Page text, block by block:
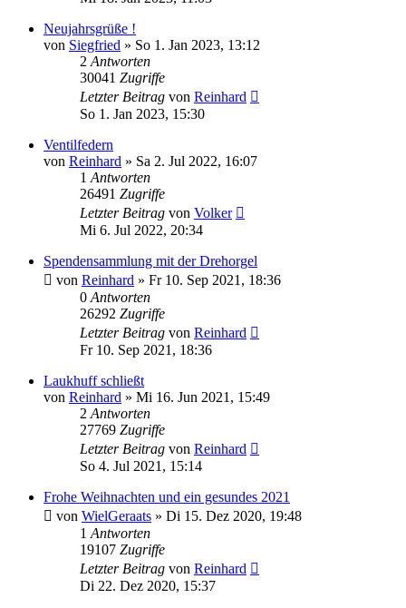
Neujahrsgrüße !
von Siegfried » So 1. Jan 2023, 13:12
2Antworten
30041 Zugriffe
Letzter Beitrag von Reinhard
So 1. Jan 2023, 15:30
Ventilfedern
von Reinhard » Sa 2. Jul 2022, 16:07
1Antworten
26491 Zugriffe
Letzter Beitrag von Volker
Mi 6. Jul 2022, 20:34
Spendensammlung mit der Drehorgel
von Reinhard » Fr 10. Sep 2021, 18:36
0Antworten
26292 Zugriffe
Letzter Beitrag von Reinhard
Fr 10. Sep 2021, 18:36
Laukhuff schließt
von Reinhard » Mi 16. Jun 2021, 15:49
2Antworten
27769 Zugriffe
Letzter Beitrag von Reinhard
So 4. Jul 2021, 15:14
Frohe Weihnachten und ein gesundes 2021
von WielGeraats » Di 15. Dez 2020, 19:48
1Antworten
19107 Zugriffe
Letzter Beitrag von Reinhard
Di 22. Dez 2020, 15:37